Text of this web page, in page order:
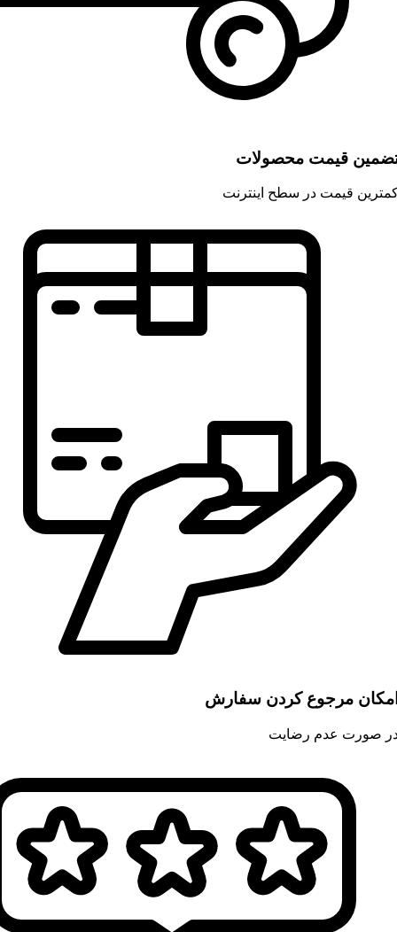
قیمت محصولات
قیمت در سطح اینترنت
مرجوع کردن سفارش
صورت عدم رضایت